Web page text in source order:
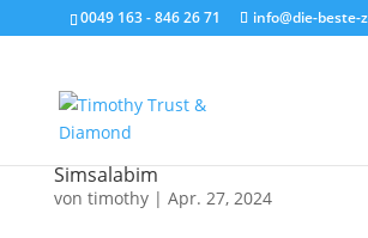
0049 163 - 846 26 71 info@die-beste-
Simsalabim
von timothy| Apr. 27, 2024